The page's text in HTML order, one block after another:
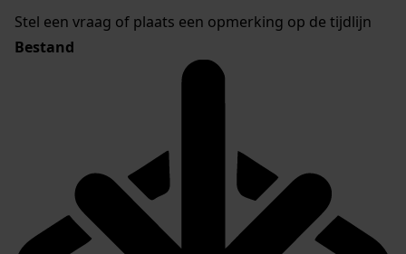
Stel een vraag of plaats een opmerking op de tijdlijn
Bestand